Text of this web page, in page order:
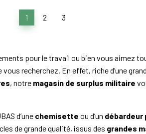
pour le travail ou bien vous aimez
recherchez. En effet, riche d’une
, notre magasin de surplus militaire
d’une chemisette ou d’un débardeur
de grande qualité, issus des grandes
1 2 3